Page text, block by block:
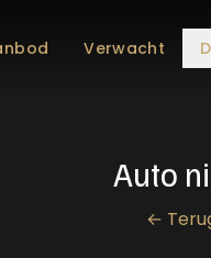
Verwacht
Auto
←